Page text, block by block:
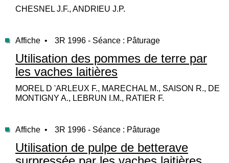
CHESNEL J.F., ANDRIEU J.P.
Affiche • 3R 1996 - Séance : Pâturage
Utilisation des pommes de terre par
les vaches laitières
MOREL D 'ARLEUX F., MARECHAL M., SAISON R., DE
MONTIGNY A., LEBRUN I.M., RATIER F.
Affiche • 3R 1996 - Séance : Pâturage
Utilisation de pulpe de betterave